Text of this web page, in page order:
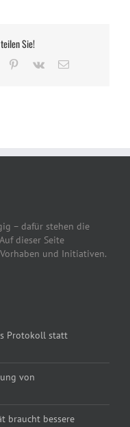
Sie!
Pinterest
Vk
E-
– dafür stehen die
dieser Seite
und Initiativen.
Protokoll statt
von
braucht bessere